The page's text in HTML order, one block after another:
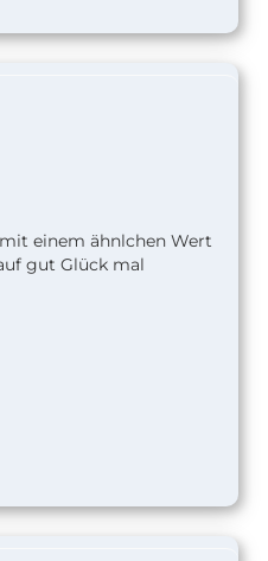
einem ähnlchen Wert
gut Glück mal